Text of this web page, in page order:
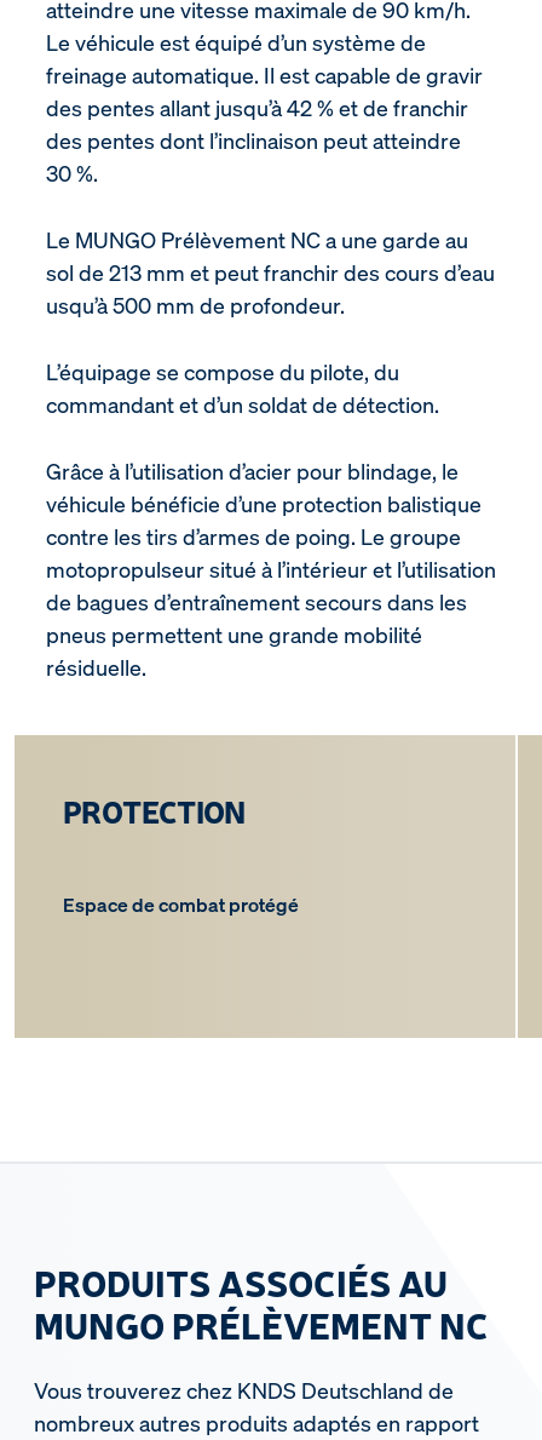
atteindre une vitesse maximale de 90 km/h.
Le véhicule est équipé d’un système de
freinage automatique. Il est capable de gravir
des pentes allant jusqu’à 42 % et de franchir
des pentes dont l’inclinaison peut atteindre
30 %.
Le MUNGO Prélèvement NC a une garde au
sol de 213 mm et peut franchir des cours d’eau
usqu’à 500 mm de profondeur.
L’équipage se compose du pilote, du
commandant et d’un soldat de détection.
Grâce à l’utilisation d’acier pour blindage, le
véhicule bénéficie d’une protection balistique
contre les tirs d’armes de poing. Le groupe
motopropulseur situé à l’intérieur et l’utilisation
de bagues d’entraînement secours dans les
pneus permettent une grande mobilité
résiduelle.
PROTECTION
Espace de combat protégé
PRODUITS ASSOCIÉS AU
MUNGO PRÉLÈVEMENT NC
Vous trouverez chez KNDS Deutschland de
nombreux autres produits adaptés en rapport